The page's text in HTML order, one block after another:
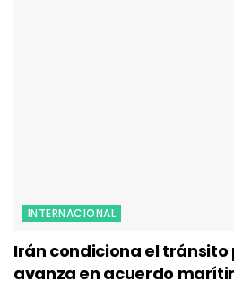
INTERNACIONAL
Irán condiciona el tránsito
avanza en acuerdo